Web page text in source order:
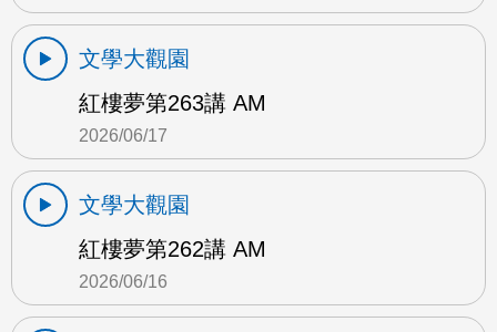
文學大觀園
紅樓夢第263講 AM
2026/06/17
文學大觀園
紅樓夢第262講 AM
2026/06/16